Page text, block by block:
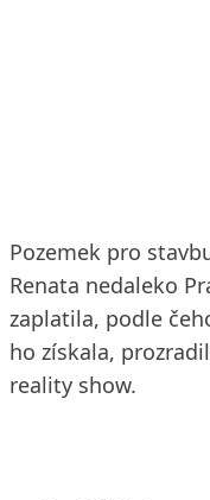
Pozemek pro
Renata nedaleko
zaplatila, podle
ho získala,
reality show.